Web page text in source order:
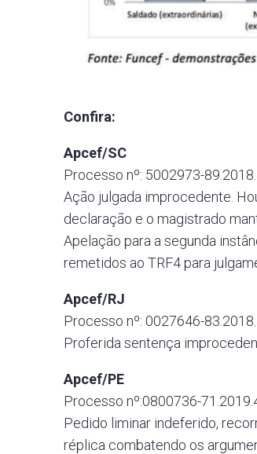
Confira:
Apcef/SC
Processo nº: 5002973-
Ação julgada improcedente.
declaração e o magistrado
Apelação para a segunda
remetidos ao TRF4 para
Apcef/RJ
Processo nº: 0027646-
Proferida sentença
Apcef/PE
Processo nº:0800736-
Pedido liminar indeferido,
réplica combatendo os